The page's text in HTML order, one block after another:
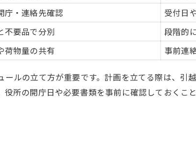
庁・連絡先確認
受付日
不要品で分別
段階的
荷物量の共有 事前連
ルの立て方が重要です。計画を立てる際は、引
所の開庁日や必要書類を事前に確認しておくこ